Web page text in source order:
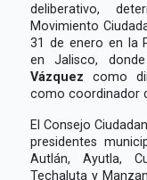
deliberativo,
Movimiento
31 de enero en la
en Jalisco,
Vázquez como
como coordinador
El Consejo
presidentes
Autlán, Ayutla,
Techaluta y